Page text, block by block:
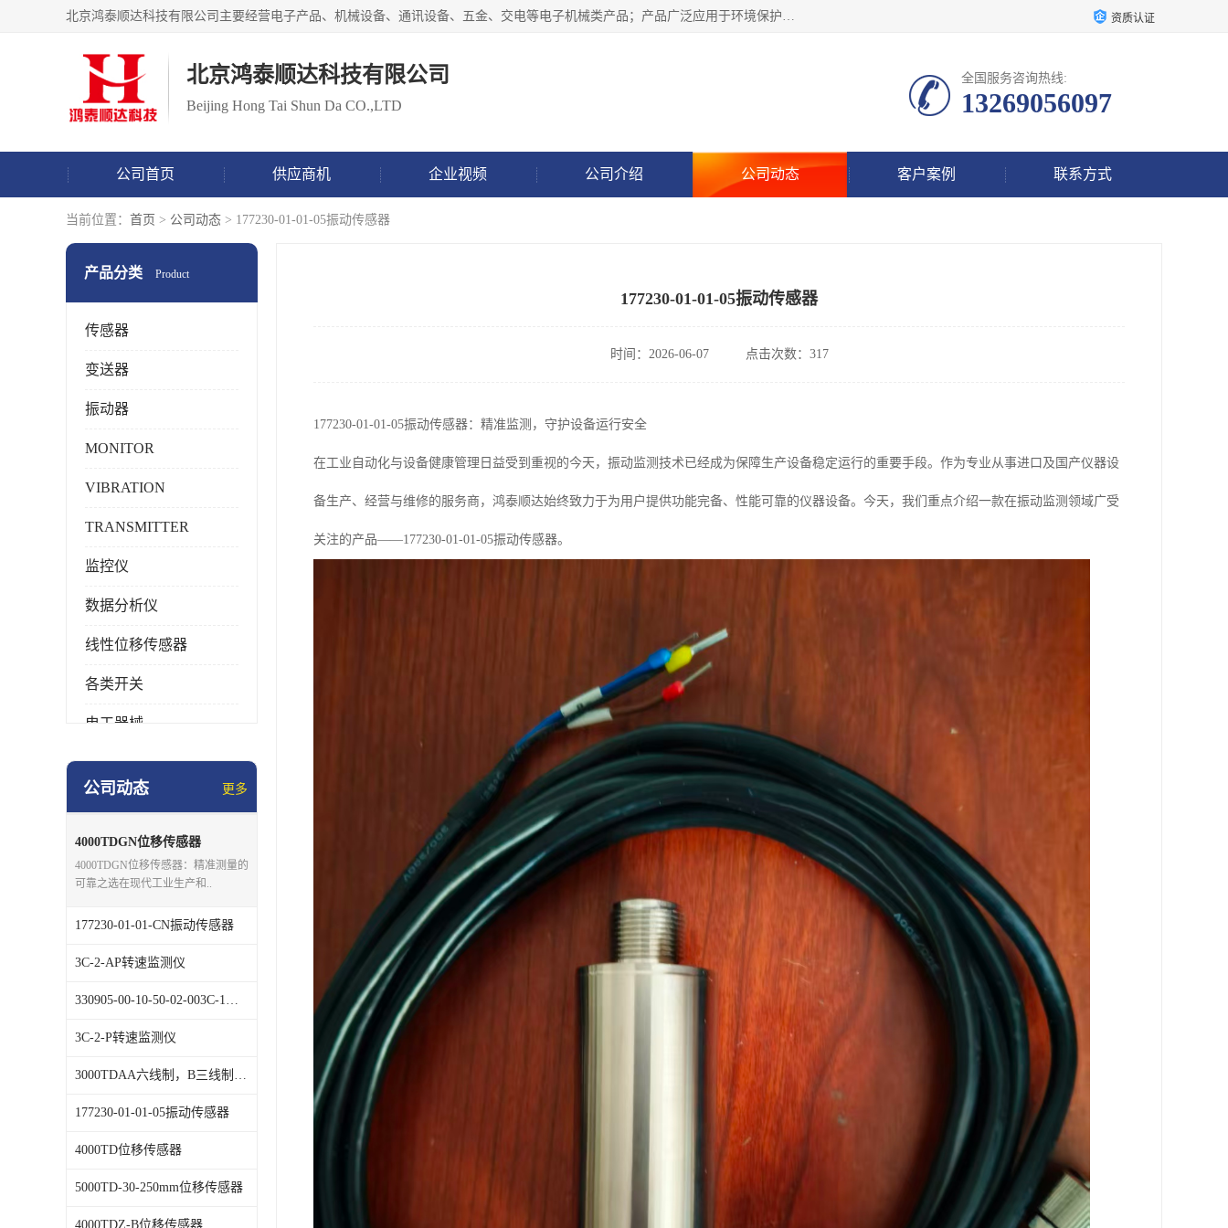
北京鸿泰顺达科技有限公司主要经营电子产品、机械设备、通讯设备、五金、交电等电子机械类产品；产品广泛应用于环境保护、石油化工、电力电子、冶金建筑、煤炭、农业、卫生防疫、教育科研等行业。并成功的与各地环境监测站、污水处理厂、卷烟厂、电厂、高校、科学院所、卫生防疫部门、煤矿、石化厂等用户建立了密切的合作关系。 资质认证
北京鸿泰顺达科技有限公司
Beijing Hong Tai Shun Da CO.,LTD
全国服务咨询热线:
13269056097
公司首页 供应商机 企业视频 公司介绍 公司动态 客户案例 联系方式
当前位置： 首页 > 公司动态 > 177230-01-01-05振动传感器
产品分类 Product
传感器
变送器
振动器
MONITOR
VIBRATION
TRANSMITTER
监控仪
数据分析仪
线性位移传感器
各类开关
电工器械
模块化产品
特殊用处传感器
特殊用途变送器
公司动态 更多
4000TDGN位移传感器
4000TDGN位移传感器：精准测量的
可靠之选在现代工业生产和..
177230-01-01-CN振动传感器
3C-2-AP转速监测仪
330905-00-10-50-02-003C-1，振动传感器
3C-2-P转速监测仪
3000TDAA六线制，B三线制)位移传感器
177230-01-01-05振动传感器
4000TD位移传感器
5000TD-30-250mm位移传感器
4000TDZ-B位移传感器
177230-01-01-05振动传感器
时间：2026-06-07 点击次数：317
177230-01-01-05振动传感器：精准监测，守护设备运行安全
在工业自动化与设备健康管理日益受到重视的今天，振动监测技术已经成为保障生产设备稳定运行的重要手段。作为专业从事进口及国产仪器设
备生产、经营与维修的服务商，鸿泰顺达始终致力于为用户提供功能完备、性能可靠的仪器设备。今天，我们重点介绍一款在振动监测领域广受
关注的产品——177230-01-01-05振动传感器。